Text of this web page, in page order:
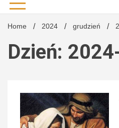
Home 2024 grudzień
Dzień: